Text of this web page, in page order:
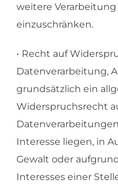
weitere
einzuschränken.
• Recht auf
Datenverarbeitung,
grundsätzlich ein
Widerspruchsrecht
Interesse liegen, in
Gewalt oder
Interesses einer